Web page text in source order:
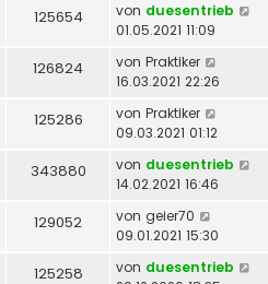
125654 von duesentrieb
01.05.2021 11:09
126824 von Praktiker
16.03.2021 22:26
125286 von Praktiker
09.03.2021 01:12
343880 von duesentrieb
14.02.2021 16:46
129052 von geier70
09.01.2021 15:30
125258 von duesentrieb